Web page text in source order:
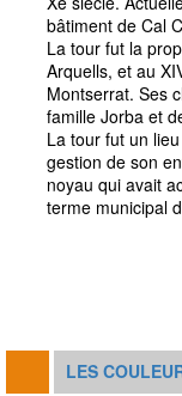
bâtiment de Cal
La tour fut la
Arquells, et au
Montserrat. Ses
famille Jorba et
La tour fut un
gestion de son
noyau qui avait
terme municipal
LES